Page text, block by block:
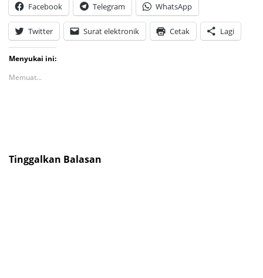
Facebook Telegram WhatsApp
Twitter Surat elektronik Cetak Lagi
Menyukai ini:
Memuat...
Tinggalkan Balasan